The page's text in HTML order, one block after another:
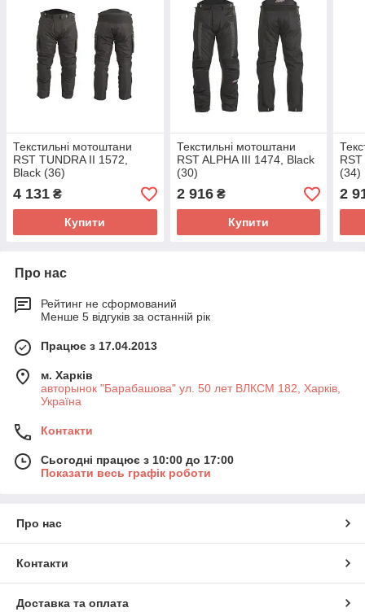
Текстильні мотоштани
RST TUNDRA II 1572,
Black (36)
4 131 ₴
Купити
Текстильні мотоштани
RST ALPHA III 1474, Black
(30)
2 916₴
Купити
(34)
2
Про нас
Рейтинг не сформований
Менше 5 відгуків за останній рік
Працює з 17.04.2013
м. Харків
авторынок "Барабашова" ул. 50 лет ВЛКСМ 182, Харків,
Україна
Контакти
Сьогодні працює з 10:00 до 17:00
Показати весь графік роботи
Про нас
Контакти
Доставка та оплата